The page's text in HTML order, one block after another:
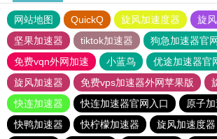
网站地图 QuickQ 旋风加速度器
旋
坚果加速器
tiktok加速器
狗急加速器官
免费vqn外网加速
小蓝鸟 优途加速器官
旋风加速器
免费vps加速器外网苹果版
快连加速器
快连加速器官网入口
原子
快鸭加速器
快柠檬加速器 旋风加速度器